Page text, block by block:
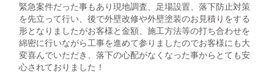
緊急案件だった事もあり現地調査、足場設置、落下防止対策
を先立って行い、後で外壁改修や外壁塗装のお見積りをする
形となりましたがお客様と金額、施工方法等の打ち合わせを
綿密に行いながら工事を進めて参りましたのでお客様にも大
変喜んでいただき、落下の心配がなくなった事からとても安
心されておりました！